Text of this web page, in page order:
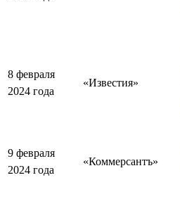
8 февраля
2024 года
«Известия»
9 февраля
2024 года
«Коммерсантъ»